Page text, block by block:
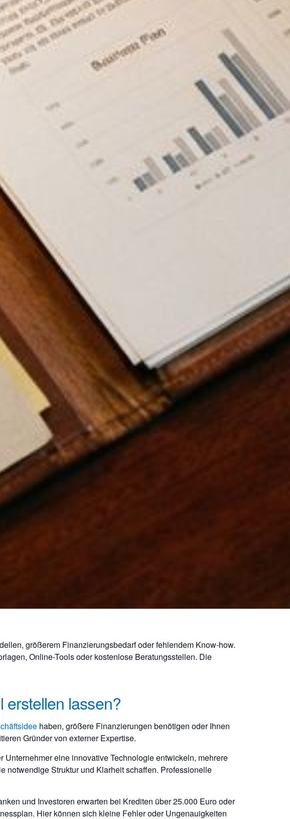
größerem Finanzierungsbedarf oder fehlendem Know-how.
Online-Tools oder kostenlose Beratungsstellen. Die
erstellen lassen?
haben, größere Finanzierungen benötigen oder Ihnen
Gründer von externer Expertise.
eine innovative Technologie entwickeln, mehrere
notwendige Struktur und Klarheit schaffen. Professionelle
und Investoren erwarten bei Krediten über 25.000 Euro oder
Hier können sich kleine Fehler oder Ungenauigkeiten